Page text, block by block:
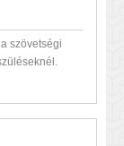
szövetségi